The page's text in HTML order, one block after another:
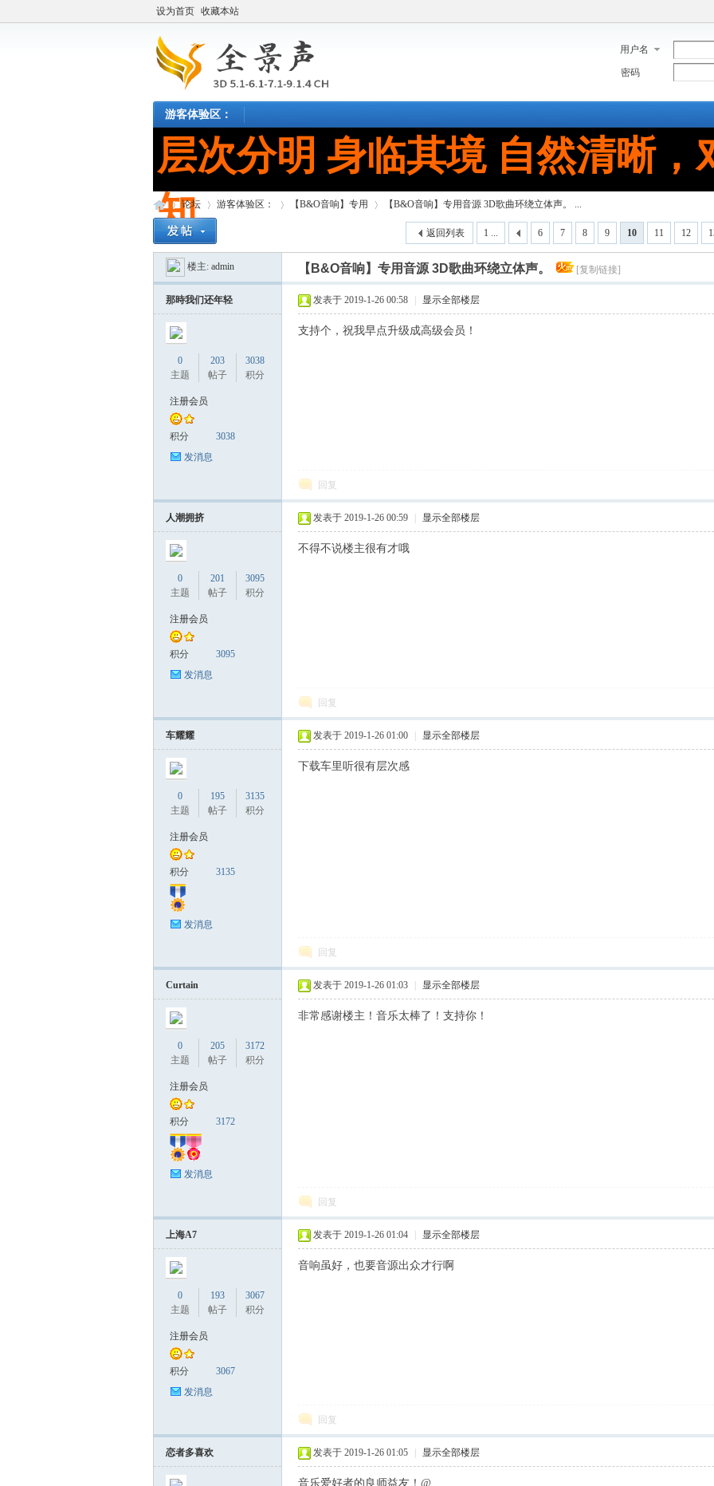
设为首页 收藏本站
用户名
密码
游客体验区：
层次分明 身临其境 自然清晰，
知。
音
»
论坛
›
游客体验区： 【B&O音响】专用
›
【B&O音响】专用音源 3D歌曲环绕立体声。 ...
1 ... 6 7 8 9 10 11 12
返回列表
楼主: admin 【B&O音响】专用音源 3D歌曲环绕立体声。 [复制链接]
那時我们还年轻
0
主题
203
帖子
3038
积分
注册会员
积分
3038
发消息
发表于 2019-1-26 00:58 显示全部楼层
支持个，祝我早点升级成高级会员！
回复
人潮拥挤
0
主题
201
帖子
3095
积分
注册会员
积分
3095
发消息
发表于 2019-1-26 00:59 显示全部楼层
不得不说楼主很有才哦
回复
车耀耀
0
主题
195
帖子
3135
积分
注册会员
积分 3135
发消息
发表于 2019-1-26 01:00 显示全部楼层
下载车里听很有层次感
回复
Curtain
0
主题
205
帖子
3172
积分
注册会员
积分 3172
发消息
发表于 2019-1-26 01:03 显示全部楼层
非常感谢楼主！音乐太棒了！支持你！
回复
上海A7
0
主题
193
帖子
3067
积分
注册会员
积分
3067
发消息
发表于 2019-1-26 01:04 显示全部楼层
音响虽好，也要音源出众才行啊
回复
恋者多喜欢 发表于 2019-1-26 01:05 显示全部楼层
音乐爱好者的良师益友！@